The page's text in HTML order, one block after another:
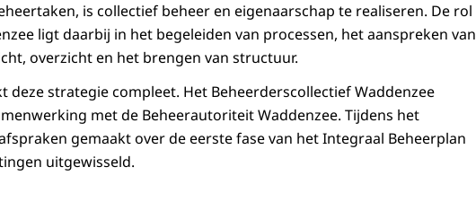
is collectief beheer en eigenaarschap te realiseren. De rol
ligt daarbij in het begeleiden van processen, het aanspreken van
overzicht en het brengen van structuur.
deze strategie compleet. Het Beheerderscollectief Waddenzee
met de Beheerautoriteit Waddenzee. Tijdens het
gemaakt over de eerste fase van het Integraal Beheerplan
uitgewisseld.